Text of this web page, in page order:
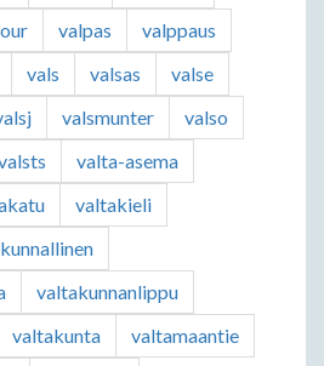
valpas
valppaus
vals valsas
valse
valsmunter
valso
valta-asema
valtakieli
valtakunnanlippu
valtakunta
valtamaantie